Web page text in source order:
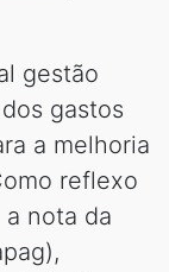
gestão
gastos
a melhoria
reflexo
nota da